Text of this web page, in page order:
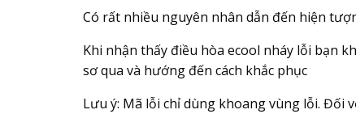
Có rất nhiều nguyên nhân dẫn đến hiện
Khi nhận thấy điều hòa ecool nháy lỗi bạn
sơ qua và hướng đến cách khắc phục
Lưu ý: Mã lỗi chỉ dùng khoang vùng lỗi. Đối